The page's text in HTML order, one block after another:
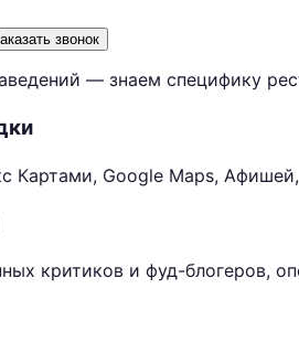
звонок
— знаем специфику
Картами, Google Maps,
критиков и фуд-блогеров,